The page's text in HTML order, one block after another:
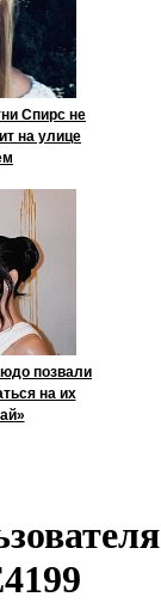
Спирс не
на улице
позвали
на их